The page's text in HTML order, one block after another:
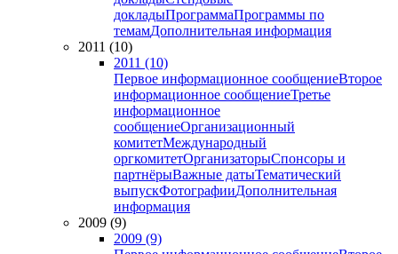
докладыПрограммаПрограммы по
темамДополнительная информация
2011 (10)
2011 (10)
Первое информационное сообщениеВторое
информационное сообщениеТретье
информационное
сообщениеОрганизационный
комитетМеждународный
оргкомитетОрганизаторыСпонсоры и
партнёрыВажные датыТематический
выпускФотографииДополнительная
информация
2009 (9)
2009 (9)